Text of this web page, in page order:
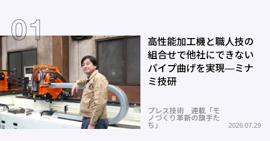
高性能加工機と職人技の
組合せで他社にできない
パイプ曲げを実現―ミナ
ミ技研
プレス技術 連載「モ
ノづくり革新の旗手た
ち」
2026.07.29